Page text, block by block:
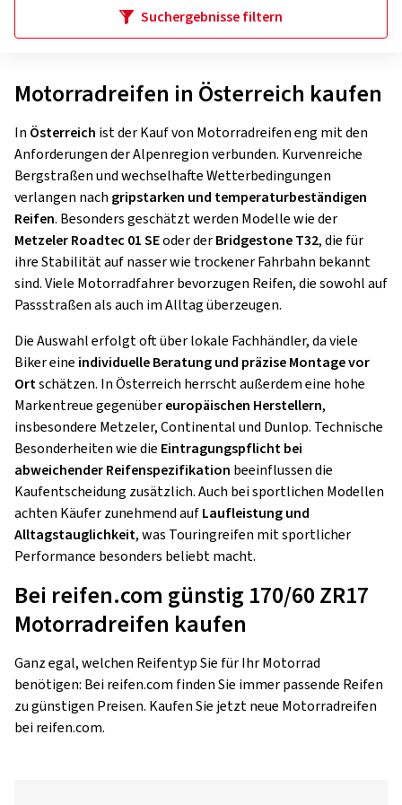
Suchergebnisse filtern
Motorradreifen in Österreich kaufen
In Österreich ist der Kauf von Motorradreifen eng mit den
Anforderungen der Alpenregion verbunden. Kurvenreiche
Bergstraßen und wechselhafte Wetterbedingungen
verlangen nach gripstarken und temperaturbeständigen
Reifen. Besonders geschätzt werden Modelle wie der
Metzeler Roadtec 01 SEoder derBridgestone T32, die für
ihre Stabilität auf nasser wie trockener Fahrbahn bekannt
sind. Viele Motorradfahrer bevorzugen Reifen, die sowohl auf
Passstraßen als auch im Alltag überzeugen.
Die Auswahl erfolgt oft über lokale Fachhändler, da viele
Biker eine individuelle Beratung und präzise Montage vor
Ortschätzen. In Österreich herrscht außerdem eine hohe
Markentreue gegenübereuropäischen Herstellern,
insbesondere Metzeler, Continental und Dunlop. Technische
Besonderheiten wie die Eintragungspflicht bei
abweichender Reifenspezifikation beeinflussen die
Kaufentscheidung zusätzlich. Auch bei sportlichen Modellen
achten Käufer zunehmend aufLaufleistung und
Alltagstauglichkeit, was Touringreifen mit sportlicher
Performance besonders beliebt macht.
Bei reifen.com günstig 170/60 ZR17
Motorradreifen kaufen
Ganz egal, welchen Reifentyp Sie für Ihr Motorrad
benötigen: Bei reifen.com finden Sie immer passende Reifen
zu günstigen Preisen. Kaufen Sie jetzt neue Motorradreifen
bei reifen.com.